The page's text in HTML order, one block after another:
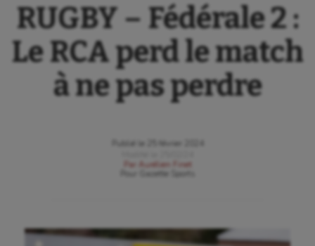
RUGBY – Fédérale 2 :
Le RCA perd le match
à ne pas perdre
Publié le
25 février 2024
Par
Aurélien Finet
Gazette Sports